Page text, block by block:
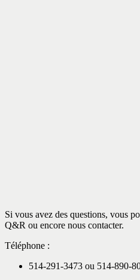
Si vous avez des questions, vous
Q&R ou encore nous contacter.
Téléphone :
514-291-3473 ou 514-890-